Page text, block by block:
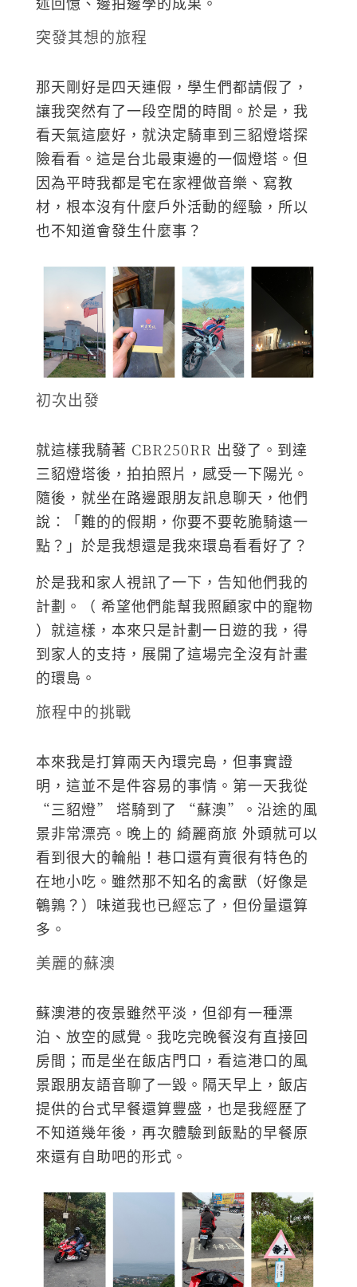
突發其想的旅程
那天剛好是四天連假，學生們都請假了，
讓我突然有了一段空閒的時間。於是，我
看天氣這麼好，就決定騎車到三貂燈塔探
險看看。這是台北最東邊的一個燈塔。但
因為平時我都是宅在家裡做音樂、寫教
材，根本沒有什麼戶外活動的經驗，所以
也不知道會發生什麼事？
初次出發
就這樣我騎著 CBR250RR 出發了。到達
三貂燈塔後，拍拍照片，感受一下陽光。
隨後，就坐在路邊跟朋友訊息聊天，他們
說：「難的的假期，你要不要乾脆騎遠一
點？」於是我想還是我來環島看看好了？
於是我和家人視訊了一下，告知他們我的
計劃。（ 希望他們能幫我照顧家中的寵物
）就這樣，本來只是計劃一日遊的我，得
到家人的支持，展開了這場完全沒有計畫
的環島。
旅程中的挑戰
本來我是打算兩天內環完島，但事實證
明，這並不是件容易的事情。第一天我從
“三貂燈” 塔騎到了 “蘇澳”。沿途的風
景非常漂亮。晚上的 綺麗商旅 外頭就可以
看到很大的輪船！巷口還有賣很有特色的
在地小吃。雖然那不知名的禽獸（好像是
鵪鶉？）味道我也已經忘了，但份量還算
多。
美麗的蘇澳
蘇澳港的夜景雖然平淡，但卻有一種漂
泊、放空的感覺。我吃完晚餐沒有直接回
房間；而是坐在飯店門口，看這港口的風
景跟朋友語音聊了一毀。隔天早上，飯店
提供的台式早餐還算豐盛，也是我經歷了
不知道幾年後，再次體驗到飯點的早餐原
來還有自助吧的形式。